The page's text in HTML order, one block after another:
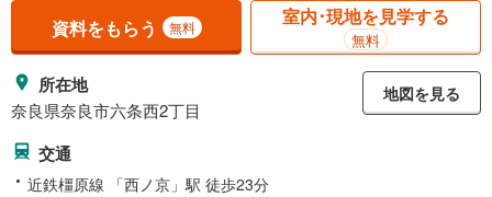
資料をもらう 無料 室内･現地を見学する
無料
所在地
奈良県奈良市六条西2丁目
地図を見る
交通
近鉄橿原線 「西ノ京」駅 徒歩23分